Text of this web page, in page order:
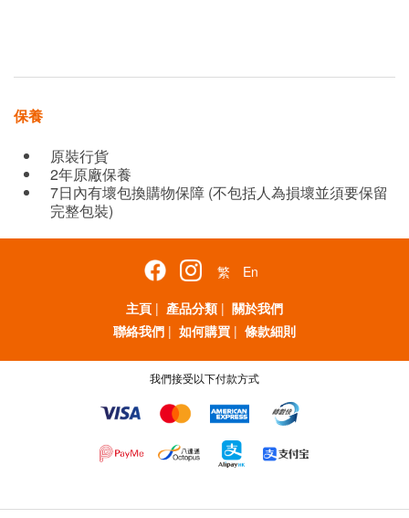
保養
原裝行貨
2年原廠保養
7日內有壞包換購物保障 (不包括人為損壞並須要保留
完整包裝)
繁
En
主頁 | 產品分類 | 關於我們
聯絡我們 | 如何購買 | 條款細則
我們接受以下付款方式